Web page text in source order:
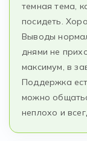
темная тема,
посидеть.
Выводы
днями не
максимум, в
Поддержка
можно
неплохо и